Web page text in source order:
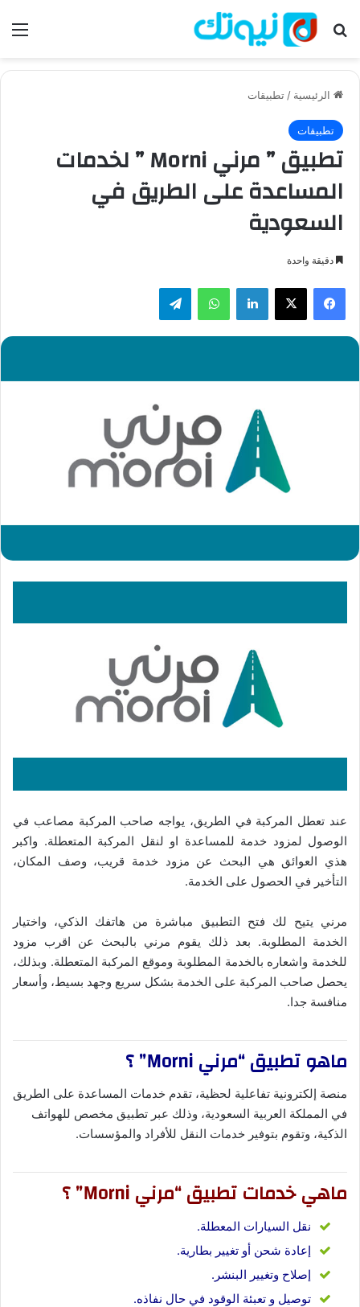
بحث عن
الرئيسية / تطبيقات
تطبيقات
تطبيق ” مرني Morni ” لخدمات
المساعدة على الطريق في
السعودية
دقيقة واحدة
فيسبوك لينكدإن واتساب
عند تعطل المركبة في الطريق، يواجه صاحب المركبة مصاعب في
الوصول لمزود خدمة للمساعدة او لنقل المركبة المتعطلة. واكبر
هذي العوائق هي البحث عن مزود خدمة قريب، وصف المكان،
التأخير في الحصول على الخدمة.
مرني يتيح لك فتح التطبيق مباشرة من هاتفك الذكي، واختيار
الخدمة المطلوبة. بعد ذلك يقوم مرني بالبحث عن اقرب مزود
للخدمة واشعاره بالخدمة المطلوبة وموقع المركبة المتعطلة. وبذلك،
يحصل صاحب المركبة على الخدمة بشكل سريع وجهد بسيط، وأسعار
منافسة جدا.
ماهو تطبيق “مرني Morni” ؟
منصة إلكترونية تفاعلية لحظية، تقدم خدمات المساعدة على الطريق
في المملكة العربية السعودية، وذلك عبر تطبيق مخصص للهواتف
الذكية، وتقوم بتوفير خدمات النقل للأفراد والمؤسسات.
ماهي خدمات تطبيق “مرني Morni” ؟
نقل السيارات المعطلة.
إعادة شحن أو تغيير بطارية.
إصلاح وتغيير البنشر.
توصيل و تعبئة الوقود في حال نفاذه.